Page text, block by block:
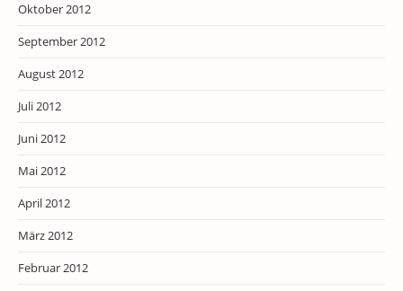
Oktober 2012
September 2012
August 2012
Juli 2012
Juni 2012
Mai 2012
April 2012
März 2012
Februar 2012